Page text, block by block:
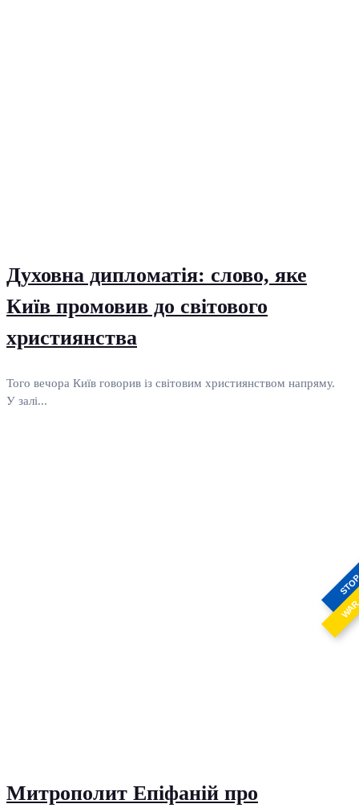
Духовна дипломатія: слово, яке
Київ промовив до світового
християнства
Того вечора Київ говорив із світовим християнством напряму.
У залі...
Митрополит Епіфаній про